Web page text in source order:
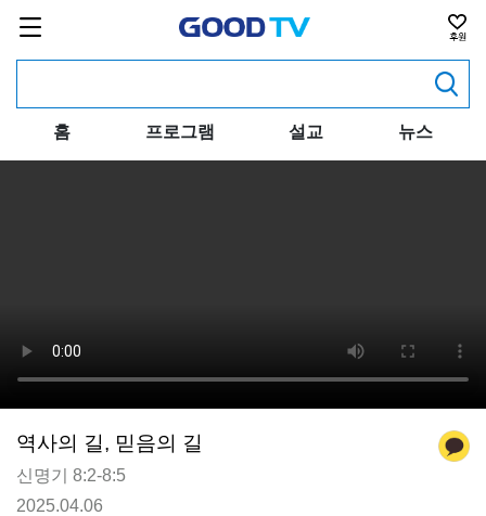
홈 프로그램 설교 뉴스
역사의 길, 믿음의 길
신명기 8:2-8:5
2025.04.06